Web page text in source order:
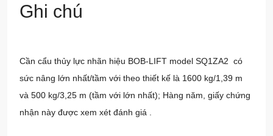
Ghi chú
Cần cẩu thủy lực nhãn hiệu BOB-LIFT model SQ1ZA2 có
sức nâng lớn nhất/tầm với theo thiết kế là 1600 kg/1,39 m
và 500 kg/3,25 m (tầm với lớn nhất); Hàng năm, giấy chứng
nhận này được xem xét đánh giá .